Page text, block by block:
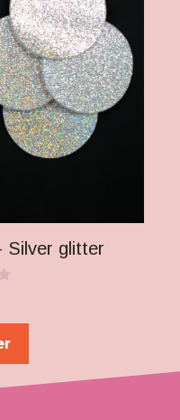
Silver glitter